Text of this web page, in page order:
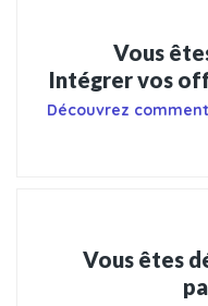
Vous
Intégrer vos
Découvrez
Vous êtes